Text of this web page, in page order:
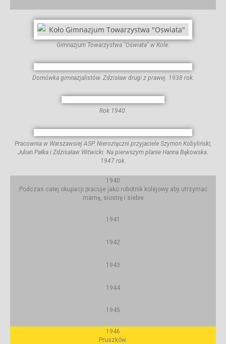
Gimnazjum Towarzystwa "Oświata" w Kole.
Domówka gimnazjalistów. Zdzisław drugi z prawej. 1938 rok.
Rok 1940.
Pracownia w Warszawsiej ASP. Nierozłączni przyjaciele Szymon Kobyliński,
Julian Pałka i Zdzisaław Witwicki. Na pierwszym planie Hanna Bąkowska.
1947 rok.
1940
Podczas całej okupacji pracuje jako robotnik kolejowy aby utrzymać
mamę, siostrę i siebie
1941
1942
1943
1944
1945
1946
Pruszków.